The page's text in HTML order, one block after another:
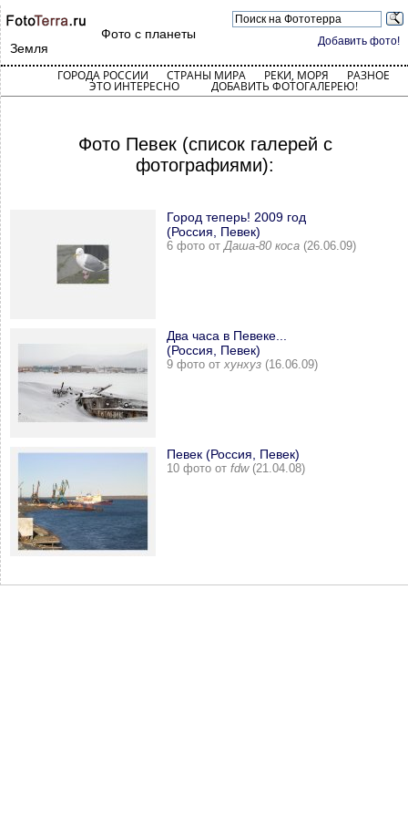
Добавить фото!
Фото с планеты
Земля
ГОРОДА РОССИИ СТРАНЫ МИРА РЕКИ, МОРЯ РАЗНОЕ
ЭТО ИНТЕРЕСНО ДОБАВИТЬ ФОТОГАЛЕРЕЮ!
Фото Певек (список галерей с
фотографиями):
Город теперь! 2009 год
(Россия, Певек)
6 фото отДаша-80 коса (26.06.09)
Два часа в Певеке...
(Россия, Певек)
9 фото от хунхуз (16.06.09)
Певек (Россия, Певек)
10 фото от fdw(21.04.08)